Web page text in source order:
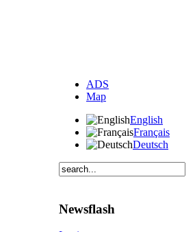
ADS
Map
English
Français
Deutsch
Newsflash